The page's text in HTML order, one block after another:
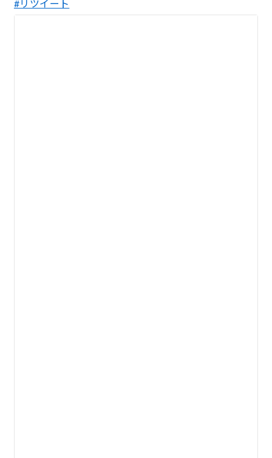
#リツイート